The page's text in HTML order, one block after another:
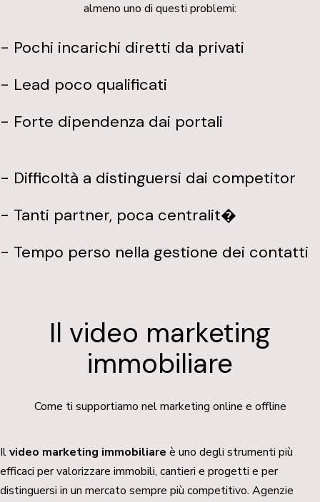
almeno uno di questi problemi:
- Pochi incarichi diretti da privati
- Lead poco qualificati
- Forte dipendenza dai portali
- Difficoltà a distinguersi dai competitor
- Tanti partner, poca centralit�
- Tempo perso nella gestione dei contatti
Il video marketing
immobiliare
Come ti supportiamo nel marketing online e offline
Ilvideo marketing immobiliare è uno degli strumenti più
efficaci per valorizzare immobili, cantieri e progetti e per
distinguersi in un mercato sempre più competitivo. Agenzie